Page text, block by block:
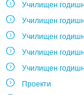
Училищен
Училищен
Училищен
Училищен
Училищен
Проекти